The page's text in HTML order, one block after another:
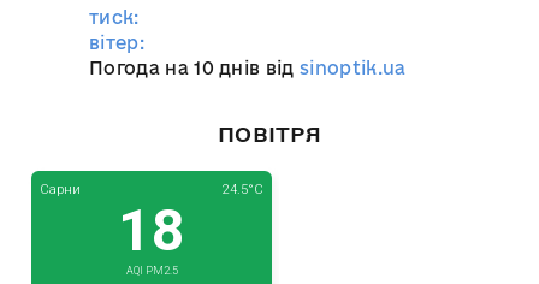
тиск:
вітер:
Погода на 10 днів відsinoptik.ua
ПОВІТРЯ